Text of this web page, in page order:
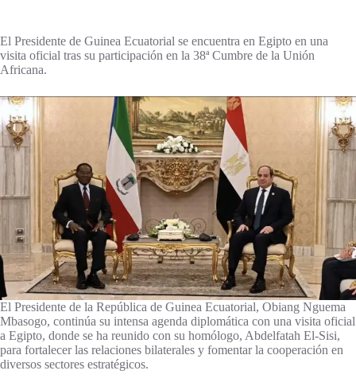
El Presidente de Guinea Ecuatorial se encuentra en Egipto en una
visita oficial tras su participación en la 38ª Cumbre de la Unión
Africana.
El Presidente de la República de Guinea Ecuatorial, Obiang Nguema
Mbasogo, continúa su intensa agenda diplomática con una visita oficial
a Egipto, donde se ha reunido con su homólogo, Abdelfatah El-Sisi,
para fortalecer las relaciones bilaterales y fomentar la cooperación en
diversos sectores estratégicos.